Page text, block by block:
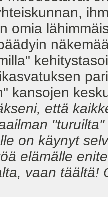
omia
kansojen
että
on käynyt
elämälle
vaan täältä!